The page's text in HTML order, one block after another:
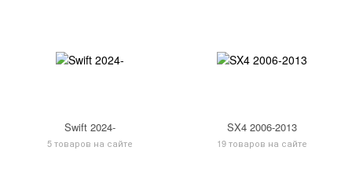
Swift 2024-
5 товаров на сайте
SX4 2006-2013
19 товаров на сайте